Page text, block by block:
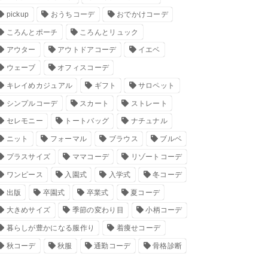
pickup おうちコーデ おでかけコーデ
ころんとポーチ ころんとリュック
アウター アウトドアコーデ イエベ
ウェーブ オフィスコーデ
キレイめカジュアル ギフト サロペット
シンプルコーデ スカート ストレート
セレモニー トートバッグ ナチュナル
ニット フォーマル ブラウス ブルベ
プラスサイズ ママコーデ リゾートコーデ
ワンピース 入園式 入学式 冬コーデ
出版 卒園式 卒業式 夏コーデ
大きめサイズ 季節の変わり目 小柄コーデ
暮らしが豊かになる服作り 着痩せコーデ
秋コーデ 秋服 通勤コーデ 骨格診断